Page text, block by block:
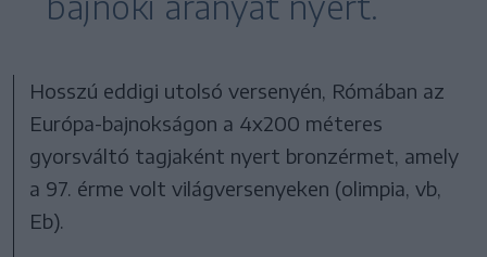
Hosszú eddigi utolsó versenyén, Rómában az
Európa-bajnokságon a 4x200 méteres
gyorsváltó tagjaként nyert bronzérmet, amely
a 97. érme volt világversenyeken (olimpia, vb,
Eb).